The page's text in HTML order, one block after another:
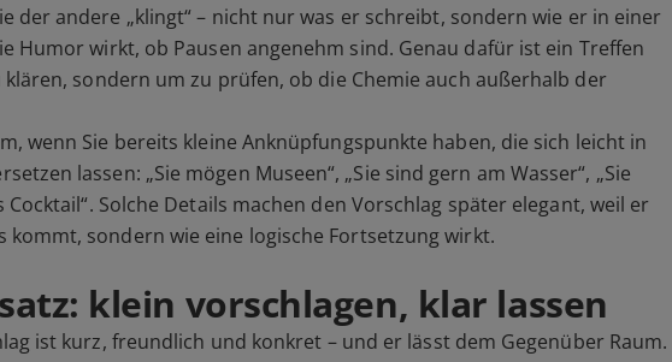
der andere „klingt“ – nicht nur was er schreibt, sondern wie er in einer
Humor wirkt, ob Pausen angenehm sind. Genau dafür ist ein Treffen
sondern um zu prüfen, ob die Chemie auch außerhalb der
wenn Sie bereits kleine Anknüpfungspunkte haben, die sich leicht in
lassen: „Sie mögen Museen“, „Sie sind gern am Wasser“, „Sie
Solche Details machen den Vorschlag später elegant, weil er
kommt, sondern wie eine logische Fortsetzung wirkt.
klein vorschlagen, klar lassen
ist kurz, freundlich und konkret – und er lässt dem Gegenüber Raum.